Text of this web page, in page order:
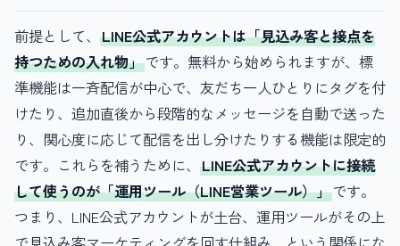
前提として、 LINE公式アカウントは「見込み客と接点を
持つための入れ物」です。無料から始められますが、標
準機能は一斉配信が中心で、友だち一人ひとりにタグを付
けたり、追加直後から段階的なメッセージを自動で送った
り、関心度に応じて配信を出し分けたりする機能は限定的
です。これらを補うために、 LINE公式アカウントに接続
して使うのが「運用ツール（LINE営業ツール）」です。
つまり、LINE公式アカウントが土台、運用ツールがその上